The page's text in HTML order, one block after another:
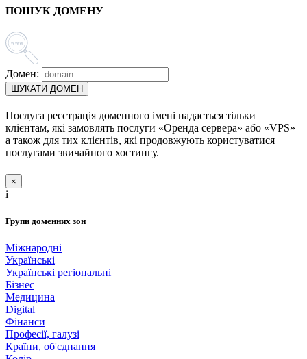
ПОШУК ДОМЕНУ
Домен:
ШУКАТИ ДОМЕН
Послуга реєстрація доменного імені надається тільки
клієнтам, які замовлять послуги «Оренда сервера» або «VPS»
а також для тих клієнтів, які продовжують користуватися
послугами звичайного хостингу.
×
i
Групи доменних зон
Міжнародні
Українські
Українські регіональні
Бізнес
Медицина
Digital
Фінанси
Професії, галузі
Країни, об'єднання